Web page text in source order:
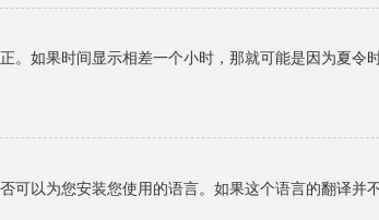
如果时间显示相差一个小时，那就可能是因为夏令
以为您安装您使用的语言。如果这个语言的翻译并